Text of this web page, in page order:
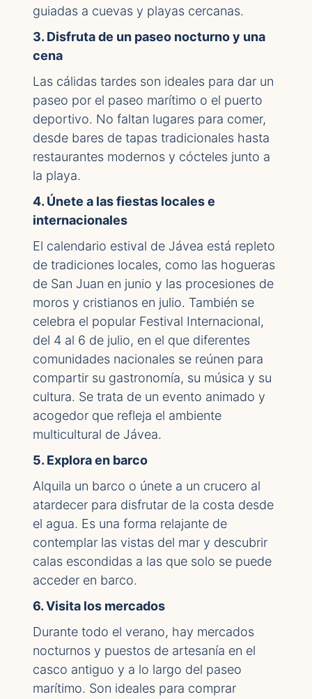
guiadas a cuevas y playas cercanas.
3. Disfruta de un paseo nocturno y una
cena
Las cálidas tardes son ideales para dar un
paseo por el paseo marítimo o el puerto
deportivo. No faltan lugares para comer,
desde bares de tapas tradicionales hasta
restaurantes modernos y cócteles junto a
la playa.
4. Únete a las fiestas locales e
internacionales
El calendario estival de Jávea está repleto
de tradiciones locales, como las hogueras
de San Juan en junio y las procesiones de
moros y cristianos en julio. También se
celebra el popular Festival Internacional,
del 4 al 6 de julio, en el que diferentes
comunidades nacionales se reúnen para
compartir su gastronomía, su música y su
cultura. Se trata de un evento animado y
acogedor que refleja el ambiente
multicultural de Jávea.
5. Explora en barco
Alquila un barco o únete a un crucero al
atardecer para disfrutar de la costa desde
el agua. Es una forma relajante de
contemplar las vistas del mar y descubrir
calas escondidas a las que solo se puede
acceder en barco.
6. Visita los mercados
Durante todo el verano, hay mercados
nocturnos y puestos de artesanía en el
casco antiguo y a lo largo del paseo
marítimo. Son ideales para comprar